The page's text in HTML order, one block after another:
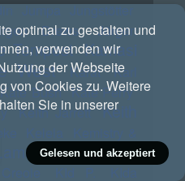
Jumpa Jungstötter
Drews
Jürgen
Tempest Kamasi
West Karat
Karl
Kate Bush Kate Perry
Keith Jarrett Keith
Kerstin Ott
optimal zu gestalten und
verwenden wir
der Webseite
von Cookies zu. Weitere
Sie in unserer
Gelesen und akzeptiert